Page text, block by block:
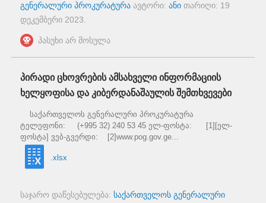
გენერალური პროკურატურა ავტორი: ანი თარიღი: 19
დეკემბერი 2023
პასუხი არ მოსულა
პირადი ცხოვრების ამსახველი ინფორმაციის
ხელყოფისა და კიბერდანაშაულის შემთხვევები
საქართველოს გენერალური პროკურატურა
ტელეფონი: (+995 32) 240 53 45 ელ-ფოსტა: [1][ელ-
ფოსტა] ვებ-გვერდი: [2]www.pog.gov.ge...
.xlsx
საჯარო დაწესებულება: საქართველოს გენერალური